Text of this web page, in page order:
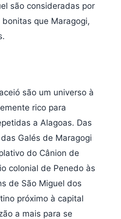
são consideradas por
que Maragogi,
são um universo à
rico para
a Alagoas. Das
Galés de Maragogi
do Cânion de
colonial de Penedo às
de São Miguel dos
próximo à capital
a mais para se